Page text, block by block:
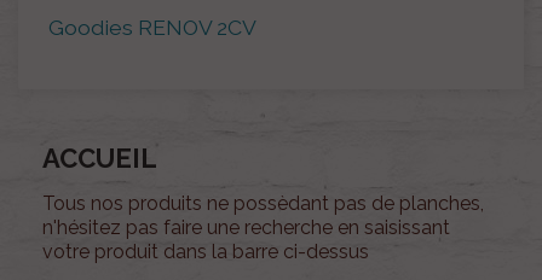
Goodies RENOV 2CV
ACCUEIL
Tous nos produits ne possèdant pas de planches,
n'hésitez pas faire une recherche en saisissant
votre produit dans la barre ci-dessus